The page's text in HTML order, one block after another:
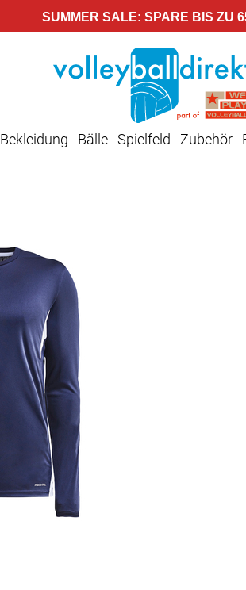
SUMMER SALE: SPARE BIS ZU
Bekleidung Bälle Spielfeld Zubehör